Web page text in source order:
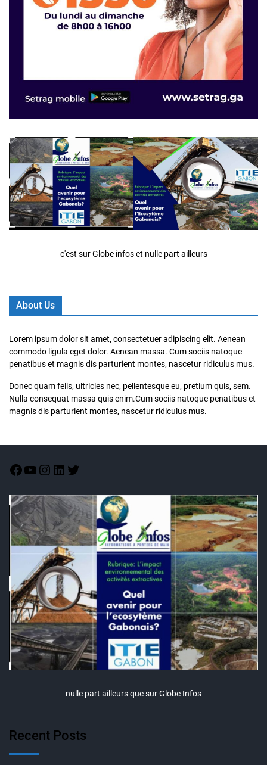
c'est sur Globe infos et nulle part ailleurs
About Us
Lorem ipsum dolor sit amet, consectetuer adipiscing elit. Aenean
commodo ligula eget dolor. Aenean massa. Cum sociis natoque
penatibus et magnis dis parturient montes, nascetur ridiculus mus.
Donec quam felis, ultricies nec, pellentesque eu, pretium quis, sem.
Nulla consequat massa quis enim.Cum sociis natoque penatibus et
magnis dis parturient montes, nascetur ridiculus mus.
nulle part ailleurs que sur Globe Infos
Recent Posts